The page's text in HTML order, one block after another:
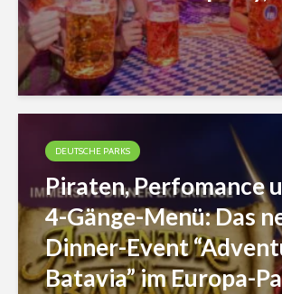
DEUTSCHE PARKS
Piraten, Perfomance
4-Gänge-Menü: Das
Dinner-Event
Batavia” im Europa-